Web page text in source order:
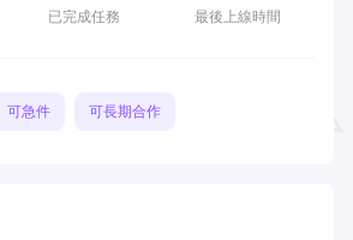
已完成任務 最後上線時間
可急件 可長期合作